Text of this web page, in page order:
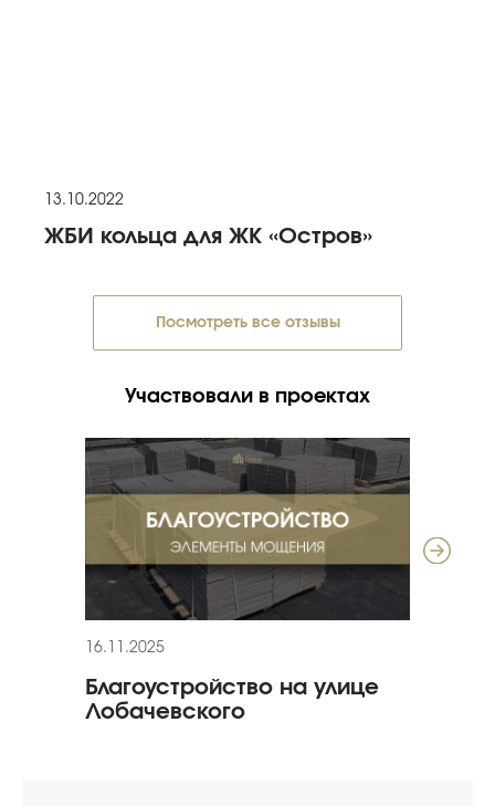
13.10.2022
ЖБИ кольца для ЖК «Остров»
Посмотреть все отзывы
Участвовали в проектах
16.11.2025
Благоустройство на улице
Лобачевского